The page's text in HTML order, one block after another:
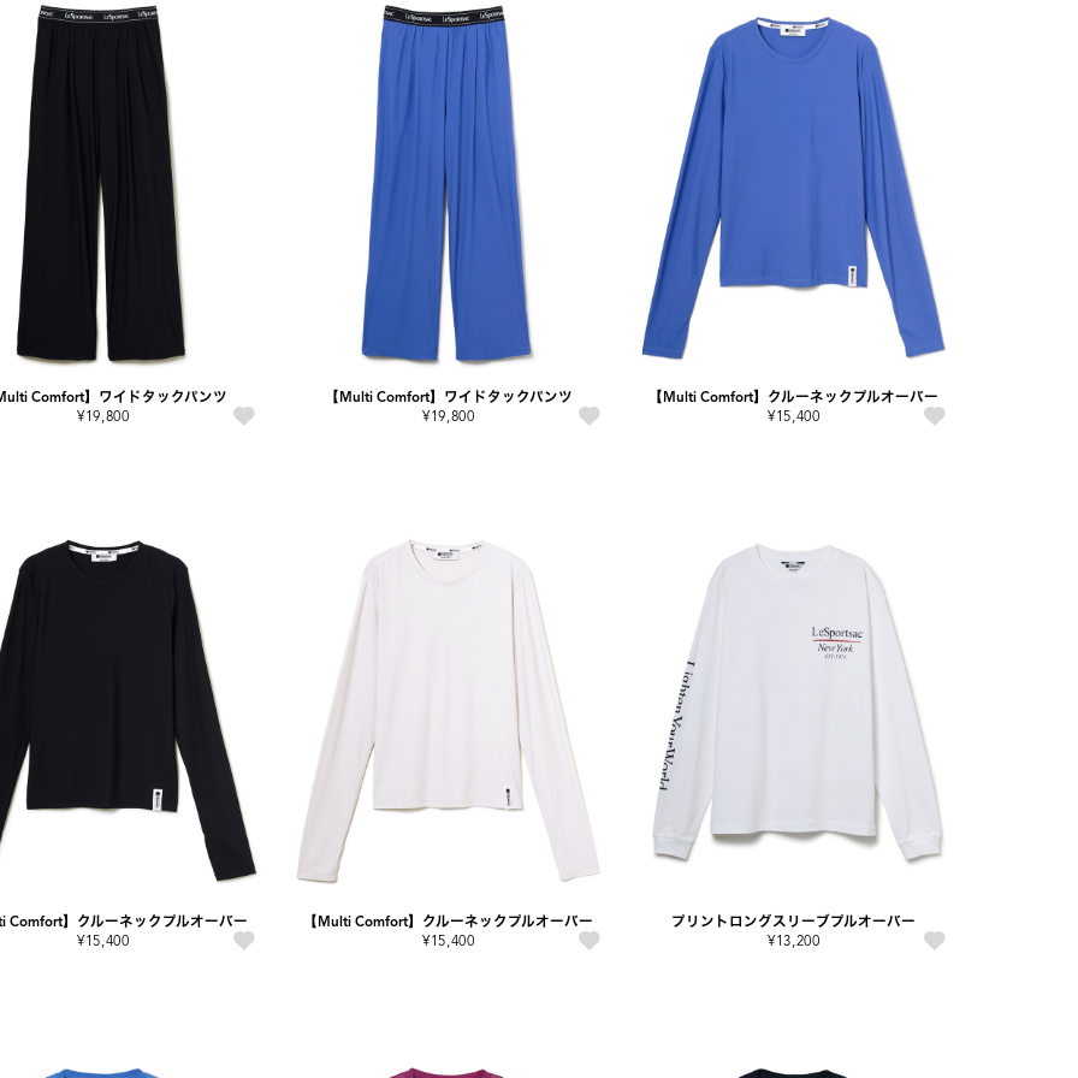
Comfort】ワイドタックパンツ
¥19,800
【Multi Comfort】ワイドタックパンツ
¥19,800
【Multi Comfort】クルーネックプルオーバー
¥15,400
Comfort】クルーネックプルオーバー
¥15,400
【Multi Comfort】クルーネックプルオーバー
¥15,400
プリントロングスリーブプルオーバー
¥13,200